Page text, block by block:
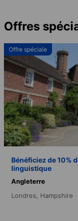
Offres
Offre spéciale
Bénéficiez de 10%
linguistique
Angleterre
Londres, Hampshire